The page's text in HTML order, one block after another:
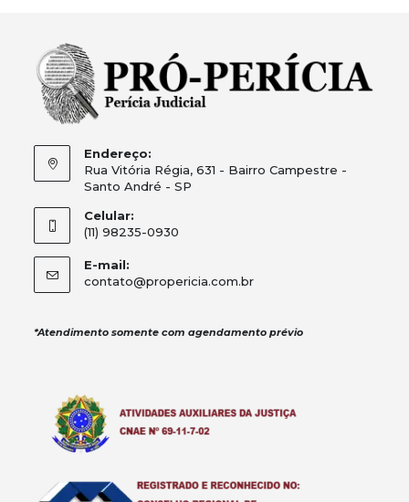
Endereço:
Rua Vitória Régia, 631 - Bairro Campestre -
Santo André - SP
Celular:
(11) 98235-0930
E-mail:
contato@propericia.com.br
*Atendimento somente com agendamento prévio